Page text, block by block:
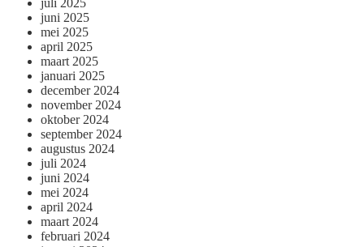
juli 2025
juni 2025
mei 2025
april 2025
maart 2025
januari 2025
december 2024
november 2024
oktober 2024
september 2024
augustus 2024
juli 2024
juni 2024
mei 2024
april 2024
maart 2024
februari 2024